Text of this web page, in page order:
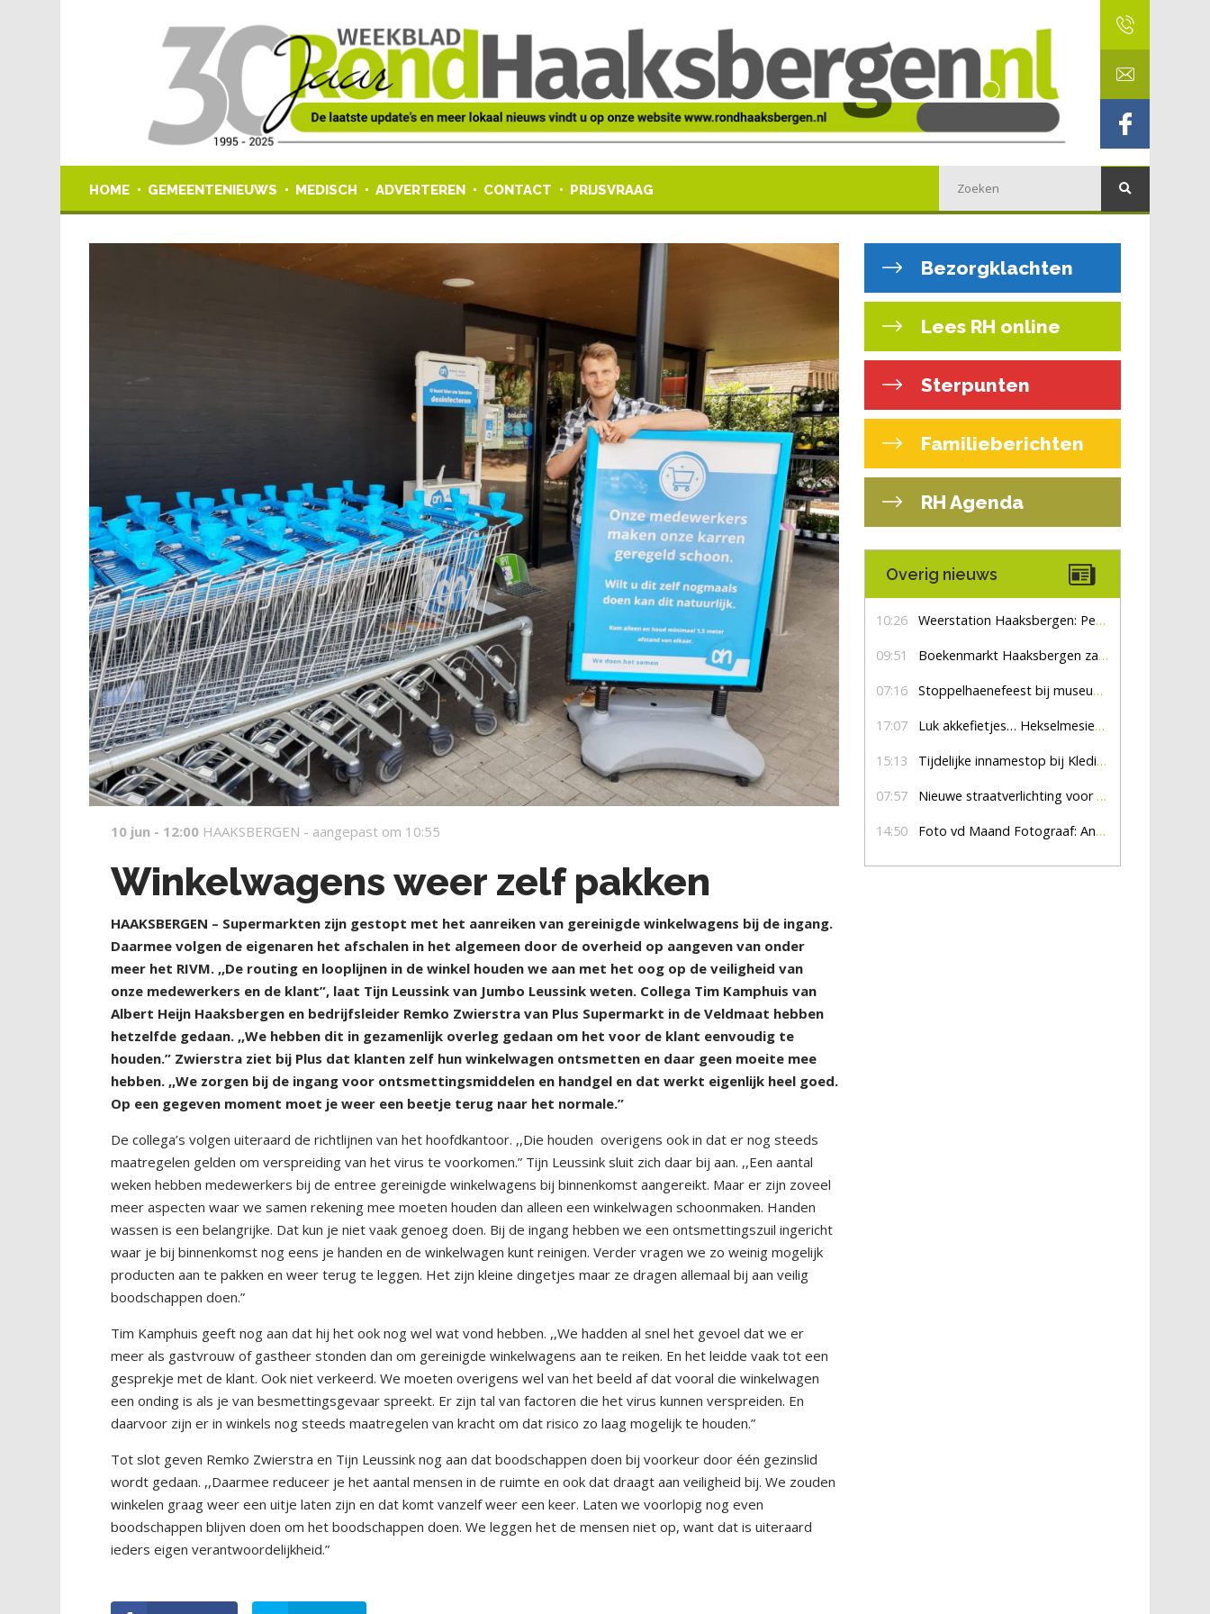
HOME GEMEENTENIEUWS MEDISCH ADVERTEREN CONTACT PRIJSVRAAG
10 jun - 12:00 HAAKSBERGEN - aangepast om 10:55
Winkelwagens weer zelf pakken
HAAKSBERGEN – Supermarkten zijn gestopt met het aanreiken van gereinigde winkelwagens bij de ingang.
Daarmee volgen de eigenaren het afschalen in het algemeen door de overheid op aangeven van onder
meer het RIVM. ,,De routing en looplijnen in de winkel houden we aan met het oog op de veiligheid van
onze medewerkers en de klant”, laat Tijn Leussink van Jumbo Leussink weten. Collega Tim Kamphuis van
Albert Heijn Haaksbergen en bedrijfsleider Remko Zwierstra van Plus Supermarkt in de Veldmaat hebben
hetzelfde gedaan. ,,We hebben dit in gezamenlijk overleg gedaan om het voor de klant eenvoudig te
houden.” Zwierstra ziet bij Plus dat klanten zelf hun winkelwagen ontsmetten en daar geen moeite mee
hebben. ,,We zorgen bij de ingang voor ontsmettingsmiddelen en handgel en dat werkt eigenlijk heel goed.
Op een gegeven moment moet je weer een beetje terug naar het normale.”
De collega’s volgen uiteraard de richtlijnen van het hoofdkantoor. ,,Die houden overigens ook in dat er nog steeds
maatregelen gelden om verspreiding van het virus te voorkomen.” Tijn Leussink sluit zich daar bij aan. ,,Een aantal
weken hebben medewerkers bij de entree gereinigde winkelwagens bij binnenkomst aangereikt. Maar er zijn zoveel
meer aspecten waar we samen rekening mee moeten houden dan alleen een winkelwagen schoonmaken. Handen
wassen is een belangrijke. Dat kun je niet vaak genoeg doen. Bij de ingang hebben we een ontsmettingszuil ingericht
waar je bij binnenkomst nog eens je handen en de winkelwagen kunt reinigen. Verder vragen we zo weinig mogelijk
producten aan te pakken en weer terug te leggen. Het zijn kleine dingetjes maar ze dragen allemaal bij aan veilig
boodschappen doen.”
Tim Kamphuis geeft nog aan dat hij het ook nog wel wat vond hebben. ,,We hadden al snel het gevoel dat we er
meer als gastvrouw of gastheer stonden dan om gereinigde winkelwagens aan te reiken. En het leidde vaak tot een
gesprekje met de klant. Ook niet verkeerd. We moeten overigens wel van het beeld af dat vooral die winkelwagen
een onding is als je van besmettingsgevaar spreekt. Er zijn tal van factoren die het virus kunnen verspreiden. En
daarvoor zijn er in winkels nog steeds maatregelen van kracht om dat risico zo laag mogelijk te houden.”
Tot slot geven Remko Zwierstra en Tijn Leussink nog aan dat boodschappen doen bij voorkeur door één gezinslid
wordt gedaan. ,,Daarmee reduceer je het aantal mensen in de ruimte en ook dat draagt aan veiligheid bij. We zouden
winkelen graag weer een uitje laten zijn en dat komt vanzelf weer een keer. Laten we voorlopig nog even
boodschappen blijven doen om het boodschappen doen. We leggen het de mensen niet op, want dat is uiteraard
ieders eigen verantwoordelijkheid.”
Bezorgklachten
Lees RH online
Sterpunten
Familieberichten
RH Agenda
Overig nieuws
10:26 Weerstation Haaksbergen: Perioden met zon en droog
09:51 Boekenmarkt Haaksbergen zaterdag 8 augustus, marktplein Haaksbergen
07:16 Stoppelhaenefeest bij museum De Lebbenbrugge
17:07 Luk akkefietjes… HekselmesienHarry
15:13 Tijdelijke innamestop bij Kledingbank Stefania
07:57 Nieuwe straatverlichting voor De Veldmaat en De Pas
14:50 Foto vd Maand Fotograaf: Anna Jalving